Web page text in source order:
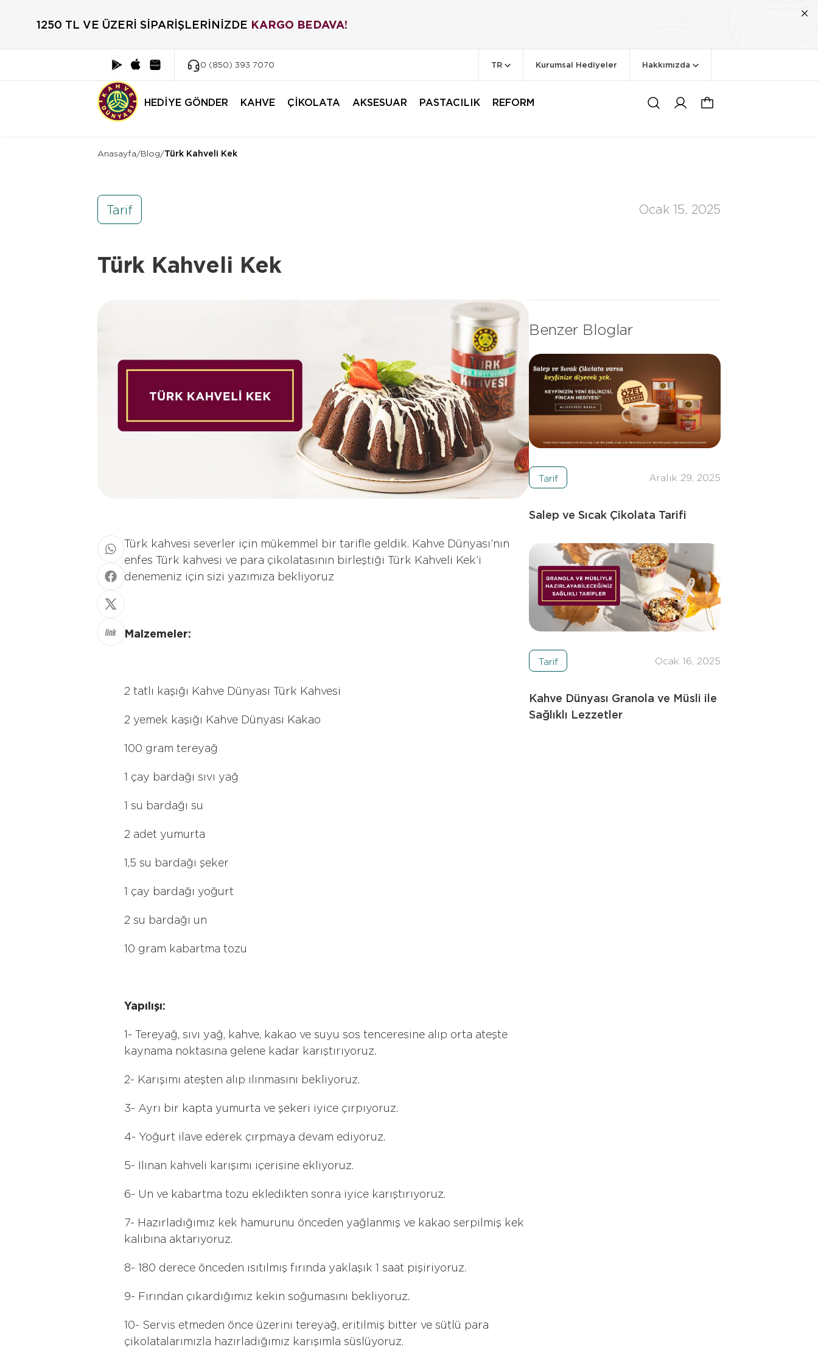
1250 TL VE ÜZERİ SİPARİŞLERİNİZDE KARGO BEDAVA!
0 (850) 393 7070 TR Kurumsal Hediyeler Hakkımızda
HEDİYE GÖNDER KAHVE ÇİKOLATA AKSESUAR PASTACILIK REFORM
Anasayfa/Blog/Türk Kahveli Kek
Tarif Ocak 15, 2025
Türk Kahveli Kek
Türk kahvesi severler için mükemmel bir tarifle geldik. Kahve Dünyası’nın
enfes Türk kahvesi ve para çikolatasının birleştiği Türk Kahveli Kek’i
denemeniz için sizi yazımıza bekliyoruz
Malzemeler:
2 tatlı kaşığı Kahve Dünyası Türk Kahvesi
2 yemek kaşığı Kahve Dünyası Kakao
100 gram tereyağ
1 çay bardağı sıvı yağ
1 su bardağı su
2 adet yumurta
1,5 su bardağı şeker
1 çay bardağı yoğurt
2 su bardağı un
10 gram kabartma tozu
Yapılışı:
1- Tereyağ, sıvı yağ, kahve, kakao ve suyu sos tenceresine alıp orta ateşte
kaynama noktasına gelene kadar karıştırıyoruz.
2- Karışımı ateşten alıp ılınmasını bekliyoruz.
3- Ayrı bir kapta yumurta ve şekeri iyice çırpıyoruz.
4- Yoğurt ilave ederek çırpmaya devam ediyoruz.
5- Ilınan kahveli karışımı içerisine ekliyoruz.
6- Un ve kabartma tozu ekledikten sonra iyice karıştırıyoruz.
7- Hazırladığımız kek hamurunu önceden yağlanmış ve kakao serpilmiş kek
kalıbına aktarıyoruz.
8- 180 derece önceden ısıtılmış fırında yaklaşık 1 saat pişiriyoruz.
9- Fırından çıkardığımız kekin soğumasını bekliyoruz.
10- Servis etmeden önce üzerini tereyağ, eritilmiş bitter ve sütlü para
çikolatalarımızla hazırladığımız karışımla süslüyoruz.
Benzer Bloglar
Tarif Aralık 29, 2025
Salep ve Sıcak Çikolata Tarifi
Tarif Ocak 16, 2025
Kahve Dünyası Granola ve Müsli ile
Sağlıklı Lezzetler